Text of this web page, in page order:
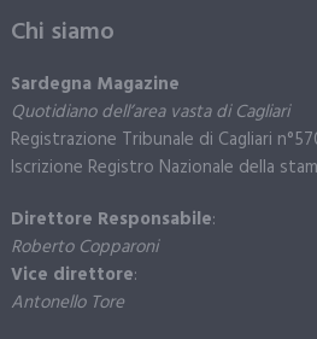
Chi siamo
Sardegna Magazine
Quotidiano dell’area vasta di Cagliari
Registrazione Tribunale di Cagliari
Iscrizione Registro Nazionale della
Direttore Responsabile:
Roberto Copparoni
Vice direttore:
Antonello Tore